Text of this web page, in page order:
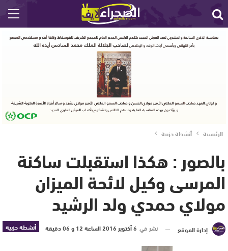
الرئيسية أنشطة حزبية
بالصور : هكذا استقبلت ساكنة
المرسى وكيل لائحة الميزان
مولاي حمدي ولد الرشيد
أنشطة حزبية إدارة الموقع نشر في 6 أكتوبر 2016 الساعة 12 و 06 دقيقة